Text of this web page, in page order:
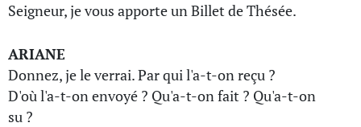
Seigneur, je vous apporte un Billet de Thésée.
ARIANE
Donnez, je le verrai. Par qui l'a-t-on reçu ?
D'où l'a-t-on envoyé ? Qu'a-t-on fait ? Qu'a-t-on
su ?